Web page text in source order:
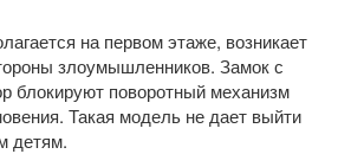
на первом этаже, возникает
злоумышленников. Замок с
блокируют поворотный механизм
Такая модель не дает выйти
детям.